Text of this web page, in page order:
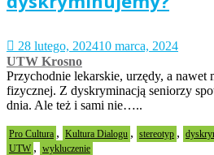
28 lutego, 202410 marca, 2024
UTW Krosno
Przychodnie lekarskie, urzędy, a nawet
fizycznej. Z dyskryminacją seniorzy
dnia. Ale też i sami nie…..
Pro Cultura , Kultura Dialogu , stereotyp ,
UTW , wykluczenie